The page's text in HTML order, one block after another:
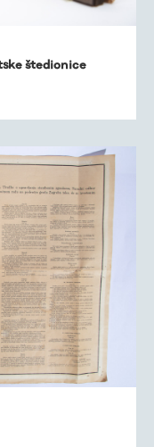
štedionice